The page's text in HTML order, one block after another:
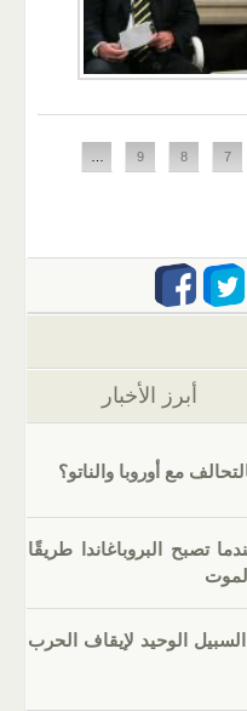
7
8
9
النشطة)
أبرز الأخبار
مع أوروبا والناتو؟
تصبح البروباغاندا طريقًا
الوحيد لإيقاف الحرب